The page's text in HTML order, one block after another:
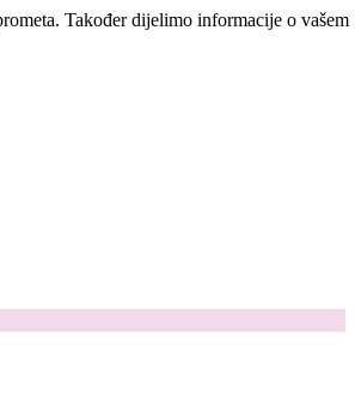
Također dijelimo informacije o vašem